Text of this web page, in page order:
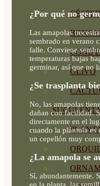
OLIVO
¿Por qué no
Las amapolas
sembrado en verano
falle. Conviene
temperaturas bajas
germinar, así que no
¿Se trasplanta
No, las amapolas
dañan con facilidad.
directamente en el
cuando la plántula es
un cepellón muy
¿La amapola se
Sí, abundantemente.